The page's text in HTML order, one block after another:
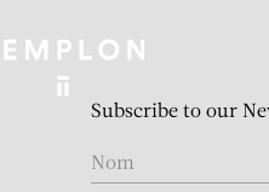
Subscribe to our